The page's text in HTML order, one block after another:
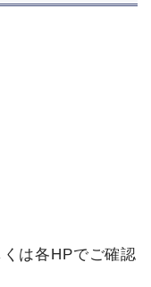
は各HPでご確認